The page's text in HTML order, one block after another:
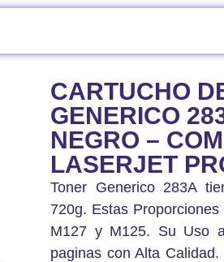
CARTUCHO
GENERICO
NEGRO –
LASERJET
Toner Generico 283A
720g. Estas
M127 y M125. Su Uso
paginas con Alta